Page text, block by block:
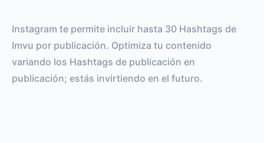
Instagram te permite incluir hasta 30 Hashtags de
Imvu por publicación. Optimiza tu contenido
variando los Hashtags de publicación en
publicación; estás invirtiendo en el futuro.